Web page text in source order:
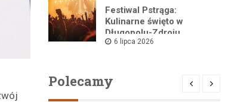
Festiwal Pstrąga:
Kulinarne święto w
Długopolu-Zdroju
przyciągnęło tłumy
6 lipca 2026
Polecamy